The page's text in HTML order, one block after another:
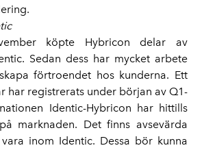
köpte Hybricon delar av
Sedan dess har mycket arbete
förtroendet hos kunderna. Ett
har registrerats under början av Q1-
Identic-Hybricon har hittills
marknaden. Det finns avsevärda
inom Identic. Dessa bör kunna